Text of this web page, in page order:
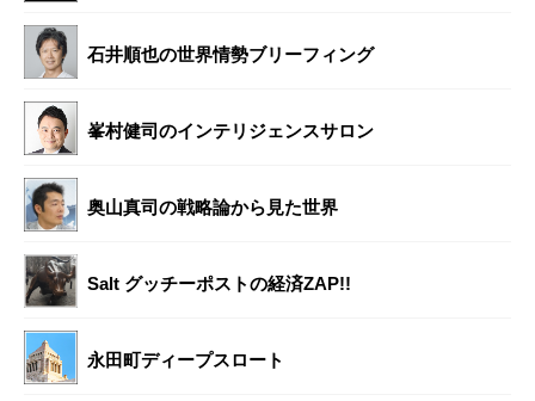
石井順也の世界情勢ブリーフィング
峯村健司のインテリジェンスサロン
奥山真司の戦略論から見た世界
Salt グッチーポストの経済ZAP!!
永田町ディープスロート